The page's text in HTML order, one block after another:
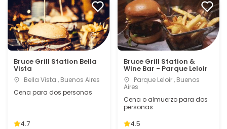
Bruce Grill Station Bella
Vista
Bella Vista , Buenos Aires
Cena para dos personas
4.7
Bruce Grill Station &
Wine Bar - Parque Leloir
Parque Leloir , Buenos
Aires
Cena o almuerzo para dos
personas
4.5